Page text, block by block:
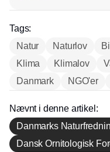
Tags:
Natur
Naturlov
Klima
Klimalov
Danmark
NGO'er
Nævnt i denne artikel:
Danmarks
Dansk Ornitologisk